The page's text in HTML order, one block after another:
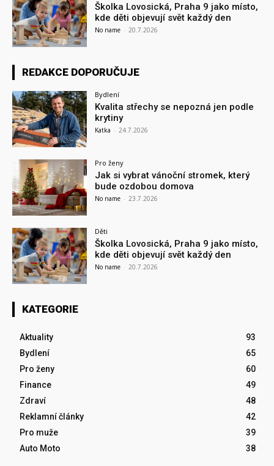
Školka Lovosická, Praha 9 jako místo,
kde děti objevují svět každý den
No name - 20.7.2026
REDAKCE DOPORUČUJE
Bydlení
Kvalita střechy se nepozná jen podle
krytiny
Katka - 24.7.2026
Pro ženy
Jak si vybrat vánoční stromek, který
bude ozdobou domova
No name - 23.7.2026
Děti
Školka Lovosická, Praha 9 jako místo,
kde děti objevují svět každý den
No name - 20.7.2026
KATEGORIE
Aktuality
93
Bydlení
65
Pro ženy
60
Finance
49
Zdraví
48
Reklamní články
42
Pro muže
39
Auto Moto
38